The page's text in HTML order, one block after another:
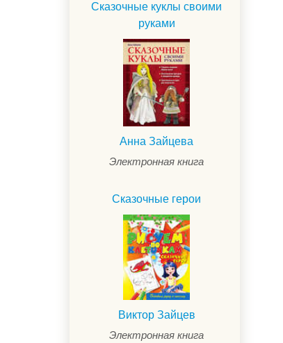
Сказочные куклы своими
руками
Анна Зайцева
Электронная книга
Сказочные герои
Виктор Зайцев
Электронная книга